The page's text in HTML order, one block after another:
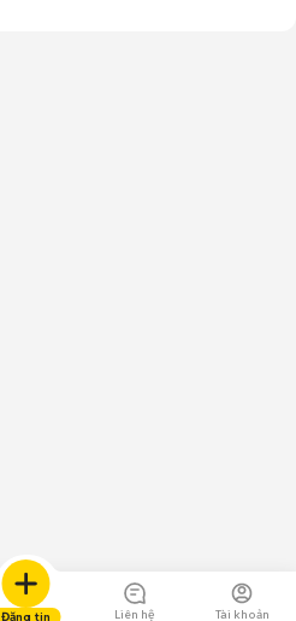
Đăng tin Liên hệ Tài khoản